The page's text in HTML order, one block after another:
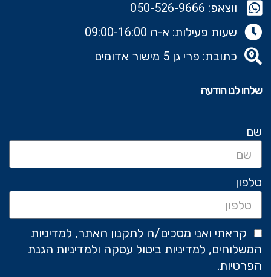
ווצאפ: 050-526-9666‬
שעות פעילות: א-ה 09:00-16:00
כתובת: פרי גן 5 מישור אדומים
שלחו לנו הודעה
שם
טלפון
קראתי ואני מסכים/ה לתקנון האתר, למדיניות
המשלוחים, למדיניות ביטול עסקה ולמדיניות הגנת
הפרטיות.